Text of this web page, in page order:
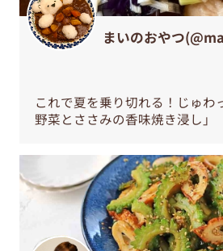
まいのおやつ
これで夏を乗り切れる！じゅわ
野菜とささみの香味焼き浸し」